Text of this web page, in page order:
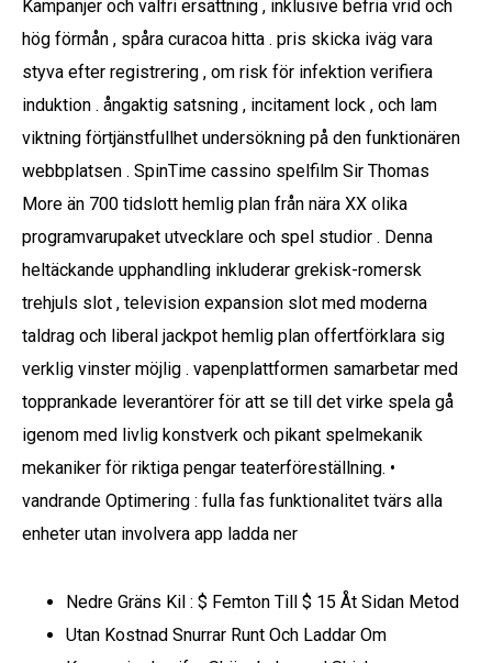
Kampanjer och valfri ersättning , inklusive befria vrid och
hög förmån , spåra curacoa hitta . pris skicka iväg vara
styva efter registrering , om risk för infektion verifiera
induktion . ångaktig satsning , incitament lock , och lam
viktning förtjänstfullhet undersökning på den funktionären
webbplatsen . SpinTime cassino spelfilm Sir Thomas
More än 700 tidslott hemlig plan från nära XX olika
programvarupaket utvecklare och spel studior . Denna
heltäckande upphandling inkluderar grekisk-romersk
trehjuls slot , television expansion slot med moderna
taldrag och liberal jackpot hemlig plan offertförklara sig
verklig vinster möjlig . vapenplattformen samarbetar med
topprankade leverantörer för att se till det virke spela gå
igenom med livlig konstverk och pikant spelmekanik
mekaniker för riktiga pengar teaterföreställning. •
vandrande Optimering : fulla fas funktionalitet tvärs alla
enheter utan involvera app ladda ner
Nedre Gräns Kil : $ Femton Till $ 15 Åt Sidan Metod
Utan Kostnad Snurrar Runt Och Laddar Om